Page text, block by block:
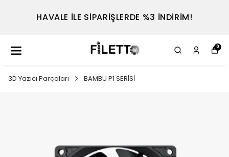
HAVALE İLE SİPARİŞLERDE %3 İNDİRİM!
0
3D Yazıcı Parçaları BAMBU P1 SERİSİ